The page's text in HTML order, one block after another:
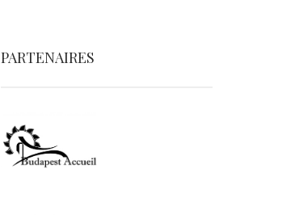
PARTENAIRES